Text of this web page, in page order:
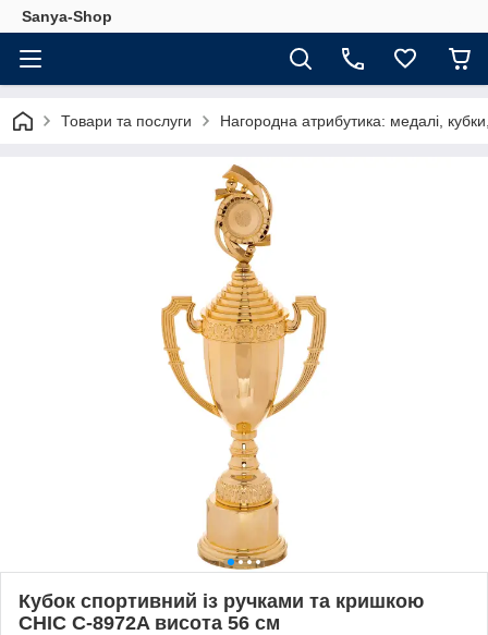
Sanya-Shop
Товари та послуги Нагородна атрибутика: медалі,
Кубок спортивний із ручками та кришкою
CHIC C-8972A висота 56 см